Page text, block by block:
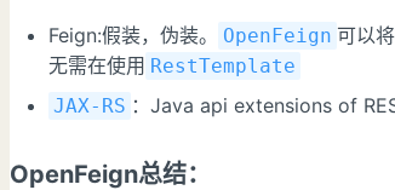
Feign:假装，伪装。 OpenFeign 可以
无需在使用 RestTemplate
JAX-RS ：Java api extensions of
OpenFeign总结：